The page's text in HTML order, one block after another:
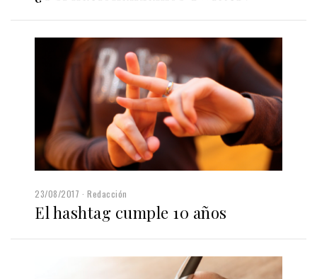
23/08/2017 Redacción
El hashtag cumple 10 años